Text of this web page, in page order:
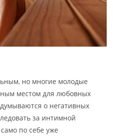
но многие молодые
местом для любовных
о негативных
за интимной
по себе уже